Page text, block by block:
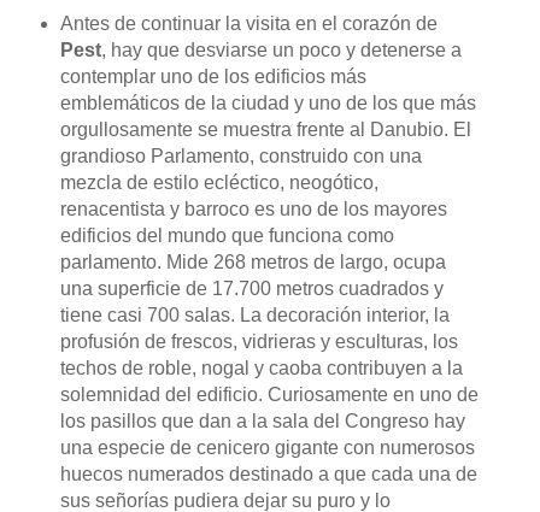
Antes de continuar la visita en el corazón de
Pest, hay que desviarse un poco y detenerse a
contemplar uno de los edificios más
emblemáticos de la ciudad y uno de los que más
orgullosamente se muestra frente al Danubio. El
grandioso Parlamento, construido con una
mezcla de estilo ecléctico, neogótico,
renacentista y barroco es uno de los mayores
edificios del mundo que funciona como
parlamento. Mide 268 metros de largo, ocupa
una superficie de 17.700 metros cuadrados y
tiene casi 700 salas. La decoración interior, la
profusión de frescos, vidrieras y esculturas, los
techos de roble, nogal y caoba contribuyen a la
solemnidad del edificio. Curiosamente en uno de
los pasillos que dan a la sala del Congreso hay
una especie de cenicero gigante con numerosos
huecos numerados destinado a que cada una de
sus señorías pudiera dejar su puro y lo